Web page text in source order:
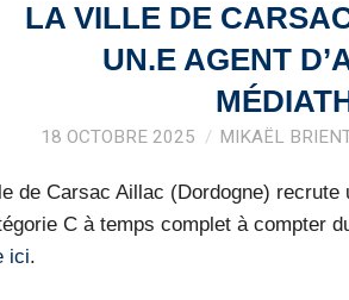
LA VILLE DE
UN.E AGENT
18 OCTOBRE 2025 MIKAËL
de Carsac Aillac (Dordogne) recrute
C à temps complet à compter
ici.